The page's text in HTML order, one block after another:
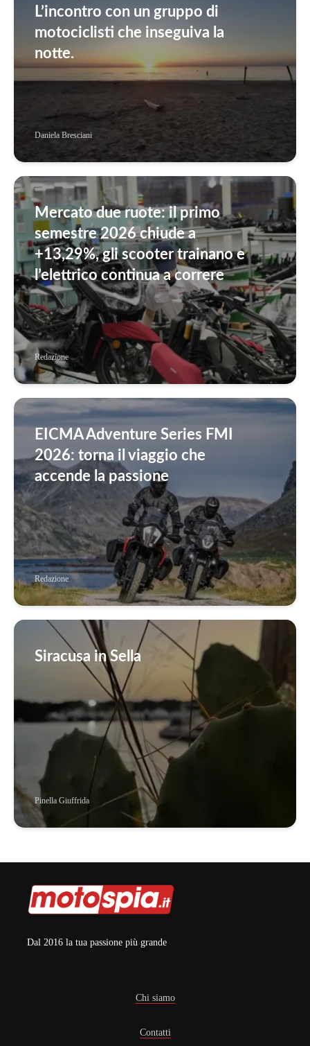
L’incontro con un gruppo di
motociclisti che inseguiva la
notte.
Daniela Bresciani
Mercato due ruote: il primo
semestre 2026 chiude a
+13,29%, gli scooter trainano e
l’elettrico continua a correre
Redazione
EICMA Adventure Series FMI
2026: torna il viaggio che
accende la passione
Redazione
Siracusa in Sella
Pinella Giuffrida
Dal 2016 la tua passione più grande
Chi siamo
Contatti